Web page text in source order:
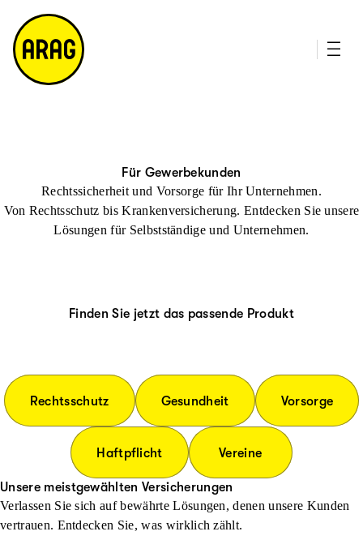
m
a
p
Für Gewerbekunden
Rechtssicherheit und Vorsorge für Ihr Unternehmen.
Von Rechtsschutz bis Krankenversicherung. Entdecken Sie unsere
Lösungen für Selbstständige und Unternehmen.
Finden Sie jetzt das passende Produkt
Rechtsschutz Gesundheit Vorsorge
Haftpflicht Vereine
Unsere meistgewählten Versicherungen
Verlassen Sie sich auf bewährte Lösungen, denen unsere Kunden
vertrauen. Entdecken Sie, was wirklich zählt.